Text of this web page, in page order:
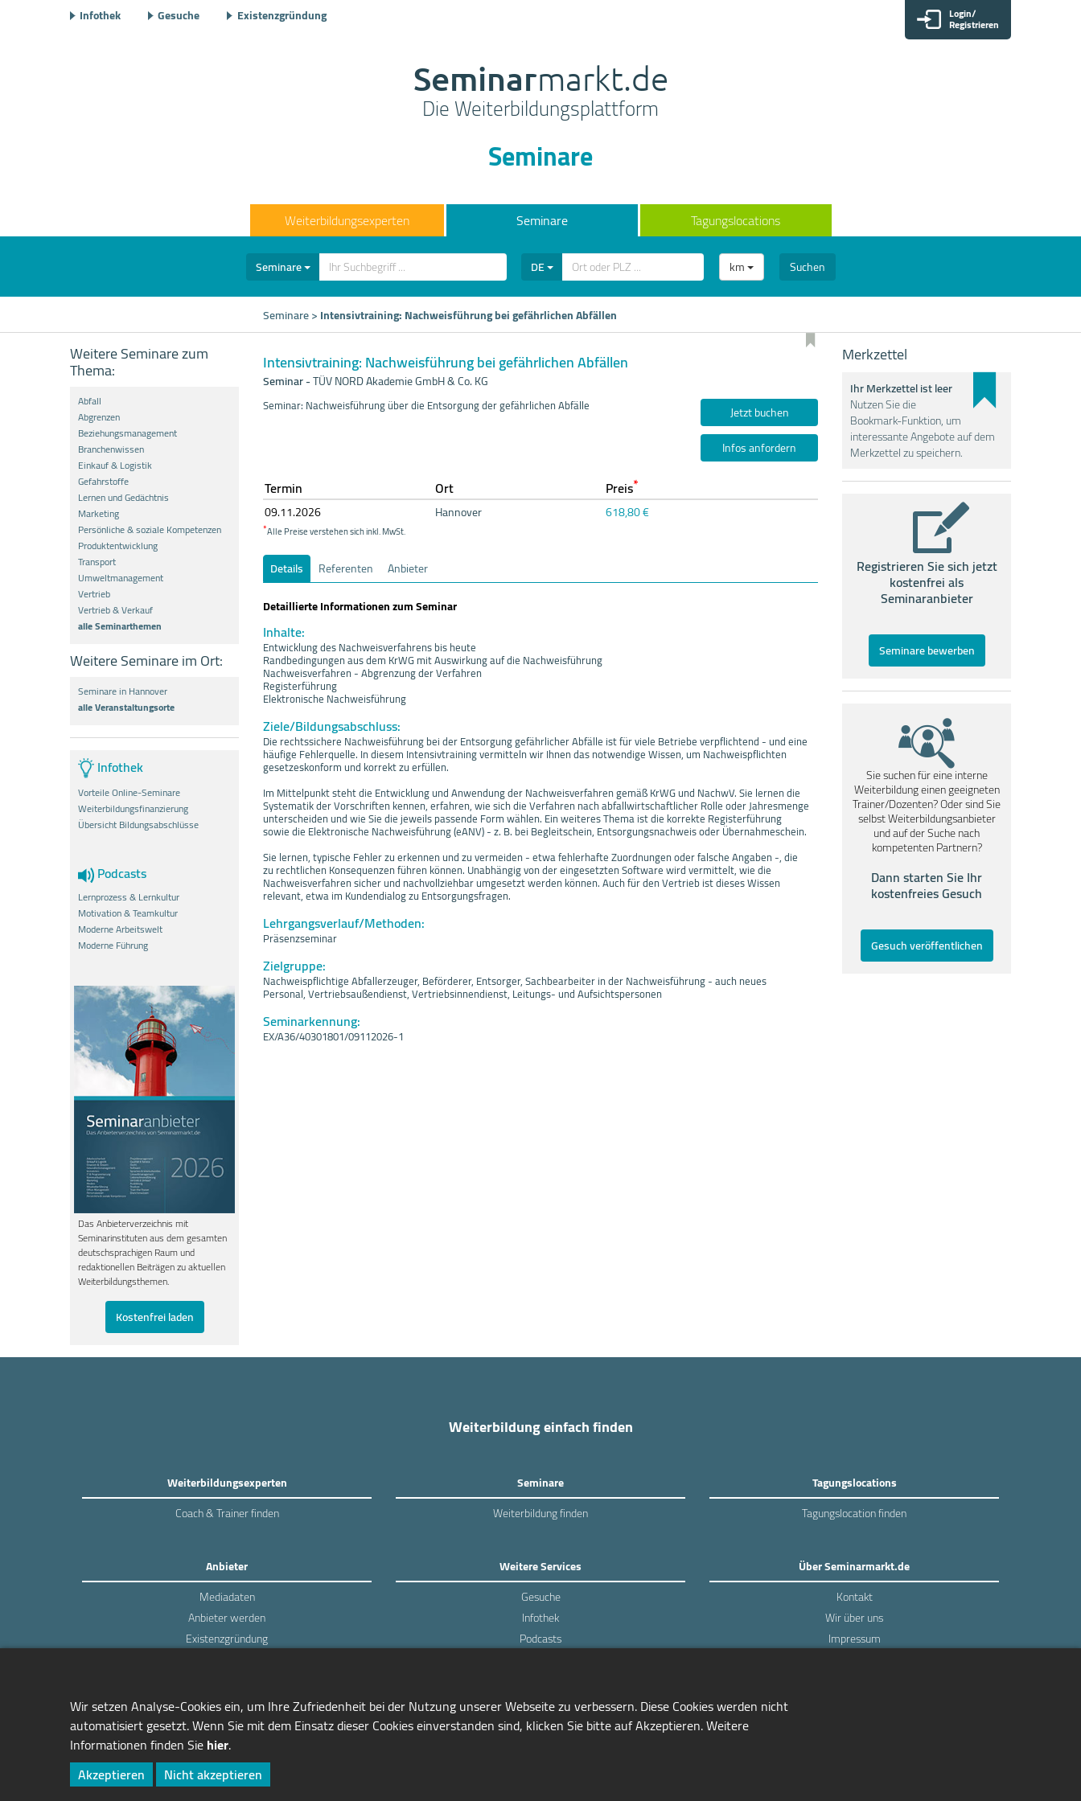
Infothek Gesuche Existenzgründung Login/
Registrieren
Seminarmarkt.de
Die Weiterbildungsplattform
Seminare
Weiterbildungsexperten Seminare Tagungslocations
Seminare DE km Suchen
Seminare>Intensivtraining: Nachweisführung bei gefährlichen Abfällen
Weitere Seminare zum
Thema:
Abfall
Abgrenzen
Beziehungsmanagement
Branchenwissen
Einkauf & Logistik
Gefahrstoffe
Lernen und Gedächtnis
Marketing
Persönliche & soziale Kompetenzen
Produktentwicklung
Transport
Umweltmanagement
Vertrieb
Vertrieb & Verkauf
alle Seminarthemen
Weitere Seminare im Ort:
Seminare in Hannover
alle Veranstaltungsorte
Infothek
Vorteile Online-Seminare
Weiterbildungsfinanzierung
Übersicht Bildungsabschlüsse
Podcasts
Lernprozess & Lernkultur
Motivation & Teamkultur
Moderne Arbeitswelt
Moderne Führung
Das Anbieterverzeichnis mit
Seminarinstituten aus dem gesamten
deutschsprachigen Raum und
redaktionellen Beiträgen zu aktuellen
Weiterbildungsthemen.
Kostenfrei laden
Intensivtraining: Nachweisführung bei gefährlichen Abfällen
Seminar-TÜV NORD Akademie GmbH & Co. KG
Seminar: Nachweisführung über die Entsorgung der gefährlichen Abfälle
Jetzt buchen
Infos anfordern
Termin Ort Preis*
09.11.2026 Hannover 618,80 €
*Alle Preise verstehen sich inkl. MwSt.
Details Referenten
Anbieter
Detaillierte Informationen zum Seminar
Inhalte:
Entwicklung des Nachweisverfahrens bis heute
Randbedingungen aus dem KrWG mit Auswirkung auf die Nachweisführung
Nachweisverfahren - Abgrenzung der Verfahren
Registerführung
Elektronische Nachweisführung
Ziele/Bildungsabschluss:
Die rechtssichere Nachweisführung bei der Entsorgung gefährlicher Abfälle ist für viele Betriebe verpflichtend - und eine
häufige Fehlerquelle. In diesem Intensivtraining vermitteln wir Ihnen das notwendige Wissen, um Nachweispflichten
gesetzeskonform und korrekt zu erfüllen.
Im Mittelpunkt steht die Entwicklung und Anwendung der Nachweisverfahren gemäß KrWG und NachwV. Sie lernen die
Systematik der Vorschriften kennen, erfahren, wie sich die Verfahren nach abfallwirtschaftlicher Rolle oder Jahresmenge
unterscheiden und wie Sie die jeweils passende Form wählen. Ein weiteres Thema ist die korrekte Registerführung
sowie die Elektronische Nachweisführung (eANV) - z. B. bei Begleitschein, Entsorgungsnachweis oder Übernahmeschein.
Sie lernen, typische Fehler zu erkennen und zu vermeiden - etwa fehlerhafte Zuordnungen oder falsche Angaben -, die
zu rechtlichen Konsequenzen führen können. Unabhängig von der eingesetzten Software wird vermittelt, wie die
Nachweisverfahren sicher und nachvollziehbar umgesetzt werden können. Auch für den Vertrieb ist dieses Wissen
relevant, etwa im Kundendialog zu Entsorgungsfragen.
Lehrgangsverlauf/Methoden:
Präsenzseminar
Zielgruppe:
Nachweispflichtige Abfallerzeuger, Beförderer, Entsorger, Sachbearbeiter in der Nachweisführung - auch neues
Personal, Vertriebsaußendienst, Vertriebsinnendienst, Leitungs- und Aufsichtspersonen
Seminarkennung:
EX/A36/40301801/09112026-1
Merkzettel
Ihr Merkzettel ist leer
Nutzen Sie die
Bookmark-Funktion, um
interessante Angebote auf dem
Merkzettel zu speichern.
Registrieren Sie sich jetzt
kostenfrei als
Seminaranbieter
Seminare bewerben
Sie suchen für eine interne
Weiterbildung einen geeigneten
Trainer/Dozenten? Oder sind Sie
selbst Weiterbildungsanbieter
und auf der Suche nach
kompetenten Partnern?
Dann starten Sie Ihr
kostenfreies Gesuch
Gesuch veröffentlichen
Weiterbildung einfach finden
Weiterbildungsexperten
Coach & Trainer finden
Seminare
Weiterbildung finden
Tagungslocations
Tagungslocation finden
Anbieter
Mediadaten
Anbieter werden
Existenzgründung
Weitere Services
Gesuche
Infothek
Podcasts
Über Seminarmarkt.de
Kontakt
Wir über uns
Impressum
managerSeminare Verlags GmbH
Endenicher Str. 41
D-53115 Bonn
Wir setzen Analyse-Cookies ein, um Ihre Zufriedenheit bei der Nutzung unserer Webseite zu verbessern. Diese Cookies werden nicht
automatisiert gesetzt. Wenn Sie mit dem Einsatz dieser Cookies einverstanden sind, klicken Sie bitte auf Akzeptieren. Weitere
Informationen finden Siehier.
Akzeptieren
Nicht akzeptieren